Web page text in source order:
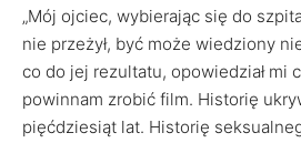
„Mój ojciec, wybierając się do
nie przeżył, być może wiedziony
co do jej rezultatu, opowiedział mi
powinnam zrobić film. Historię
pięćdziesiąt lat. Historię